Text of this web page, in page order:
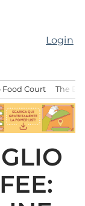
Login
Food Court The